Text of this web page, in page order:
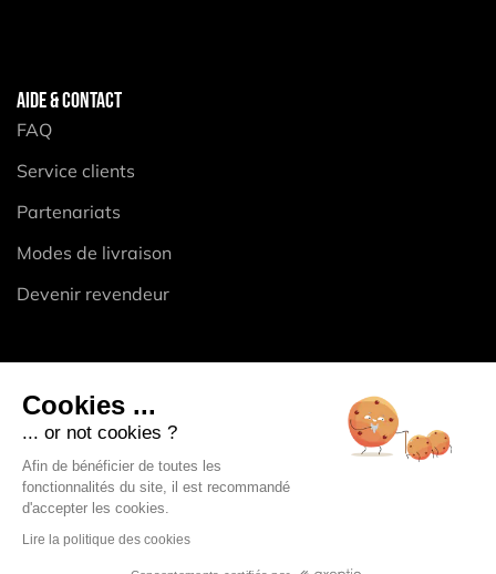
AIDE & CONTACT
FAQ
Service clients
Partenariats
Modes de livraison
Devenir revendeur
Equipe
Manifeste
Engagements
Nous trouver en magasin
Cookies ...
... or not cookies ?
Afin de bénéficier de toutes les
fonctionnalités du site, il est recommandé
d'accepter les cookies.
Lire la politique des cookies